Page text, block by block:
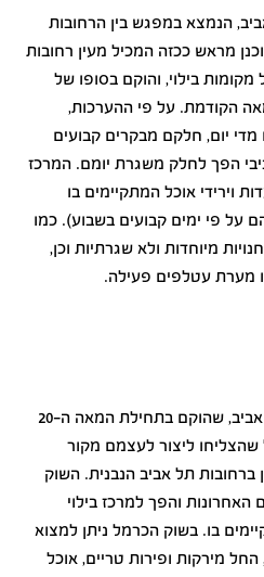
הנמצא במפגש בין הרחובות
מראש ככזה המכיל מעין רחובות
מקומות בילוי, והוקם בסופו של
שנות ה-70 של המאה הקודמת. על פי ההערכות,
בו מדי יום, חלקם מבקרים קבועים
הפך לחלק משגרת יומם. המרכז
וירידי אוכל המתקיימים בו
על פי ימים קבועים בשבוע). כמו
מיוחדות ולא שגרתיות וכן,
מערת עטלפים פעילה.
שוק היסטורי וממפורסם בתל אביב, שהוקם בתחילת המאה ה-20
שהצליחו ליצור לעצמם מקור
תל אביב הנבנית. השוק
והפך למרכז בילוי
בו. בשוק הכרמל ניתן למצוא
מירקות ופירות טריים, אוכל